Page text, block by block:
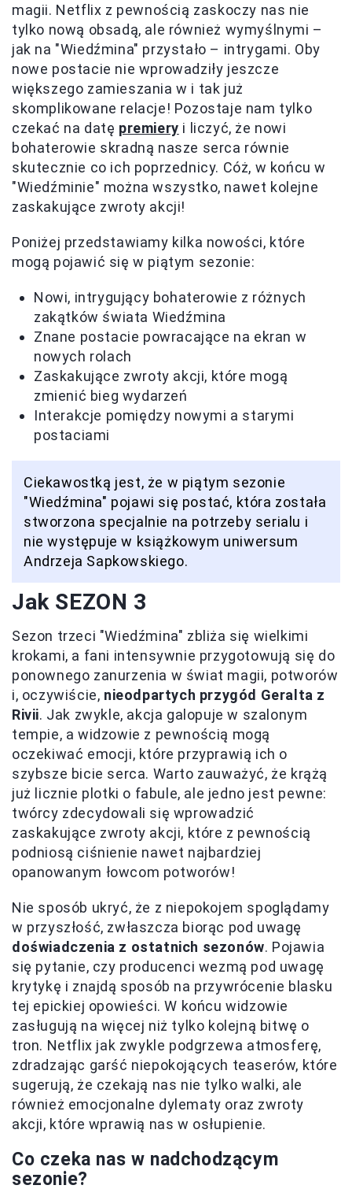
magii. Netflix z pewnością zaskoczy nas nie
tylko nową obsadą, ale również wymyślnymi –
jak na "Wiedźmina" przystało – intrygami. Oby
nowe postacie nie wprowadziły jeszcze
większego zamieszania w i tak już
skomplikowane relacje! Pozostaje nam tylko
czekać na datę premiery i liczyć, że nowi
bohaterowie skradną nasze serca równie
skutecznie co ich poprzednicy. Cóż, w końcu w
"Wiedźminie" można wszystko, nawet kolejne
zaskakujące zwroty akcji!
Poniżej przedstawiamy kilka nowości, które
mogą pojawić się w piątym sezonie:
Nowi, intrygujący bohaterowie z różnych
zakątków świata Wiedźmina
Znane postacie powracające na ekran w
nowych rolach
Zaskakujące zwroty akcji, które mogą
zmienić bieg wydarzeń
Interakcje pomiędzy nowymi a starymi
postaciami
Ciekawostką jest, że w piątym sezonie
"Wiedźmina" pojawi się postać, która została
stworzona specjalnie na potrzeby serialu i
nie występuje w książkowym uniwersum
Andrzeja Sapkowskiego.
Jak SEZON 3
Sezon trzeci "Wiedźmina" zbliża się wielkimi
krokami, a fani intensywnie przygotowują się do
ponownego zanurzenia w świat magii, potworów
i, oczywiście, nieodpartych przygód Geralta z
Rivii. Jak zwykle, akcja galopuje w szalonym
tempie, a widzowie z pewnością mogą
oczekiwać emocji, które przyprawią ich o
szybsze bicie serca. Warto zauważyć, że krążą
już licznie plotki o fabule, ale jedno jest pewne:
twórcy zdecydowali się wprowadzić
zaskakujące zwroty akcji, które z pewnością
podniosą ciśnienie nawet najbardziej
opanowanym łowcom potworów!
Nie sposób ukryć, że z niepokojem spoglądamy
w przyszłość, zwłaszcza biorąc pod uwagę
doświadczenia z ostatnich sezonów. Pojawia
się pytanie, czy producenci wezmą pod uwagę
krytykę i znajdą sposób na przywrócenie blasku
tej epickiej opowieści. W końcu widzowie
zasługują na więcej niż tylko kolejną bitwę o
tron. Netflix jak zwykle podgrzewa atmosferę,
zdradzając garść niepokojących teaserów, które
sugerują, że czekają nas nie tylko walki, ale
również emocjonalne dylematy oraz zwroty
akcji, które wprawią nas w osłupienie.
Co czeka nas w nadchodzącym
sezonie?